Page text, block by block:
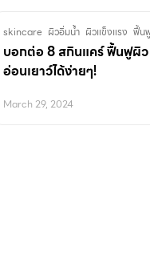
เทโลเมียร์ แก่ก่อนวัย แก่ชรา
skincare ผิวอิ่มน้ำ ผิวแข็งแรง ฟื้น
บอกต่อ 8 สกินแคร์ ฟื้นฟูผิว
อ่อนเยาว์ได้ง่ายๆ!
March 29, 2024